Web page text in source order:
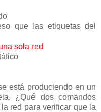
que las etiquetas del
sola red
está produciendo en un
¿Qué dos comandos
red para verificar que la